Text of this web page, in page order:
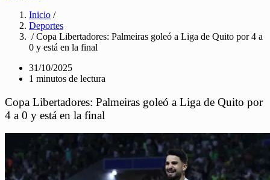
Inicio /
Deportes
/ Copa Libertadores: Palmeiras goleó a Liga de Quito por 4 a
0 y está en la final
31/10/2025
1 minutos de lectura
Copa Libertadores: Palmeiras goleó a Liga de Quito por
4 a 0 y está en la final